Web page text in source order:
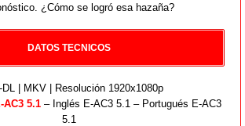
¿Cómo se logró esa hazaña?
DATOS TECNICOS
| MKV | Resolución 1920x1080p
AC3 5.1– Inglés E-AC3 5.1 – Portugués E-AC3
5.1